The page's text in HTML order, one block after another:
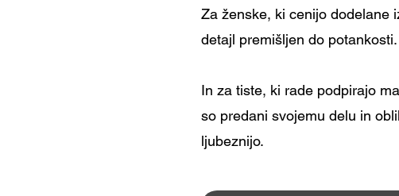
Za ženske, ki cenijo dodelane
detajl premišljen do potankosti.
In za tiste, ki rade podpirajo
so predani svojemu delu in
ljubeznijo.